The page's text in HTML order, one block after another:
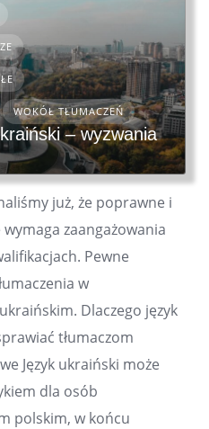
WOKÓŁ TŁUMACZEŃ
– wyzwania
już, że poprawne i
zaangażowania
Pewne
w
Dlaczego język
tłumaczom
Język ukraiński może
dla osób
polskim, w końcu